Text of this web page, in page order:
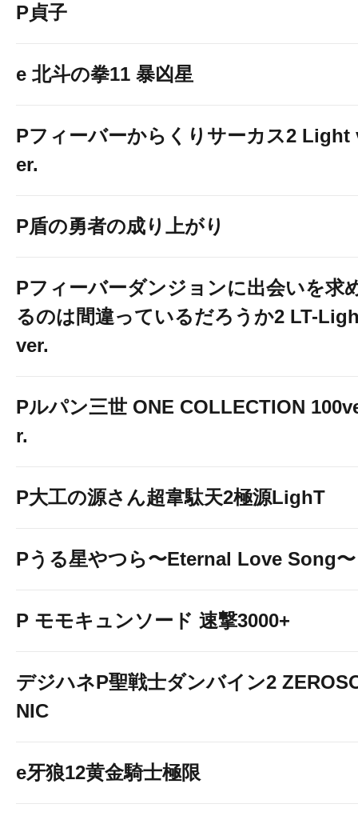
P貞子
e 北斗の拳11 暴凶星
Pフィーバーからくりサーカス2 Light
er.
P盾の勇者の成り上がり
Pフィーバーダンジョンに出会いを求
るのは間違っているだろうか2 LT-
ver.
Pルパン三世 ONE COLLECTION
r.
P大工の源さん超韋駄天2極源LighT
Pうる星やつら〜Eternal Love Song〜
P モモキュンソード 速撃3000+
デジハネP聖戦士ダンバイン2
NIC
e牙狼12黄金騎士極限